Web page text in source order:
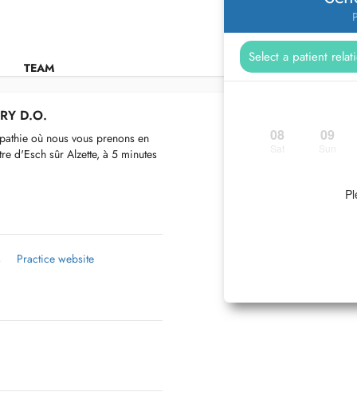
TEAM
08 09
D.O.
où nous vous prenons en
d'Esch sûr Alzette, à 5 minutes
et viscérales (reflux,
Practice website